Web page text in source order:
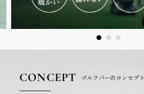
CONCEPT ゴルフバーのコンセプト